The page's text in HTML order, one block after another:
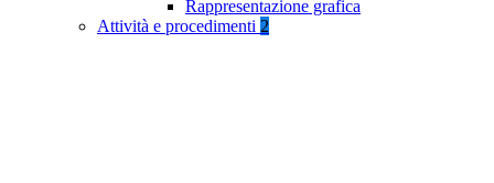
Rappresentazione grafica
Attività e procedimenti 2